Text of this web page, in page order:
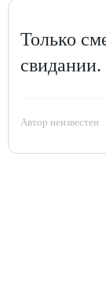
Только
свидании.
Автор неизвестен